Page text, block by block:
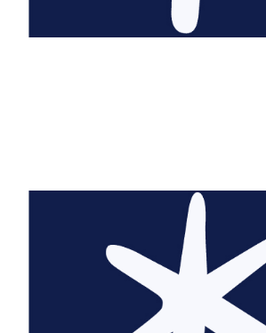
@so_foodiee